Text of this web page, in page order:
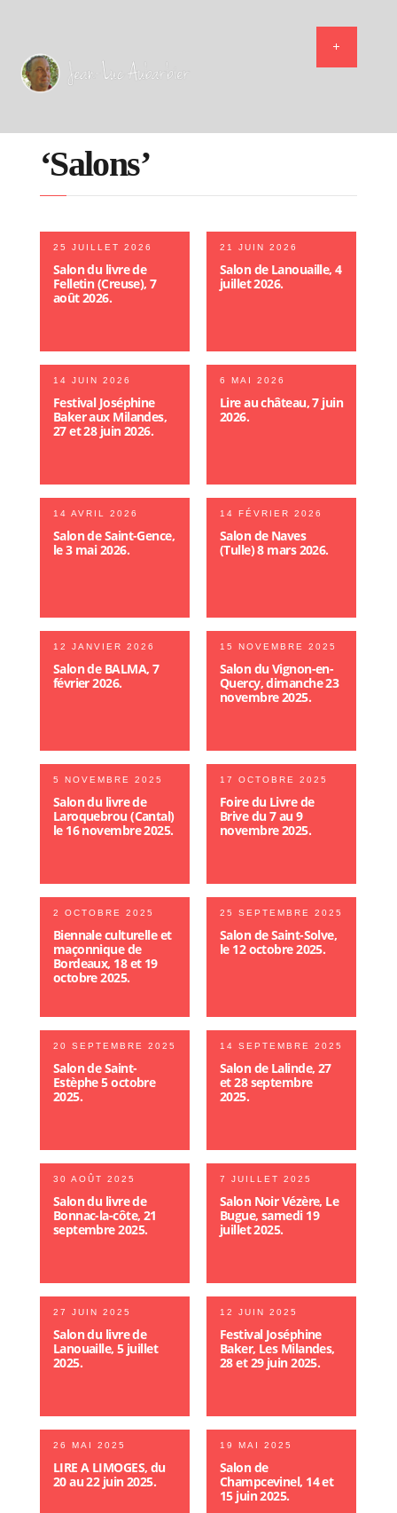
‘Salons’
25 JUILLET 2026
Salon du livre de
Felletin (Creuse), 7
août 2026.
21 JUIN 2026
Salon de Lanouaille, 4
juillet 2026.
14 JUIN 2026
Festival Joséphine
Baker aux Milandes,
27 et 28 juin 2026.
6 MAI 2026
Lire au château, 7 juin
2026.
14 AVRIL 2026
Salon de Saint-Gence,
le 3 mai 2026.
14 FÉVRIER 2026
Salon de Naves
(Tulle) 8 mars 2026.
12 JANVIER 2026
Salon de BALMA, 7
février 2026.
15 NOVEMBRE 2025
Salon du Vignon-en-
Quercy, dimanche 23
novembre 2025.
5 NOVEMBRE 2025
Salon du livre de
Laroquebrou (Cantal)
le 16 novembre 2025.
17 OCTOBRE 2025
Foire du Livre de
Brive du 7 au 9
novembre 2025.
2 OCTOBRE 2025
Biennale culturelle et
maçonnique de
Bordeaux, 18 et 19
octobre 2025.
25 SEPTEMBRE 2025
Salon de Saint-Solve,
le 12 octobre 2025.
20 SEPTEMBRE 2025
Salon de Saint-
Estèphe 5 octobre
2025.
14 SEPTEMBRE 2025
Salon de Lalinde, 27
et 28 septembre
2025.
30 AOÛT 2025
Salon du livre de
Bonnac-la-côte, 21
septembre 2025.
7 JUILLET 2025
Salon Noir Vézère, Le
Bugue, samedi 19
juillet 2025.
27 JUIN 2025
Salon du livre de
Lanouaille, 5 juillet
2025.
12 JUIN 2025
Festival Joséphine
Baker, Les Milandes,
28 et 29 juin 2025.
26 MAI 2025
LIRE A LIMOGES, du
20 au 22 juin 2025.
19 MAI 2025
Salon de
Champcevinel, 14 et
15 juin 2025.